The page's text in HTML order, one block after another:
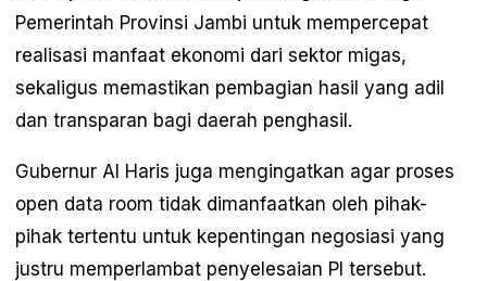
Pemerintah Provinsi Jambi untuk mempercepat
realisasi manfaat ekonomi dari sektor migas,
sekaligus memastikan pembagian hasil yang adil
dan transparan bagi daerah penghasil.
Gubernur Al Haris juga mengingatkan agar proses
open data room tidak dimanfaatkan oleh pihak-
pihak tertentu untuk kepentingan negosiasi yang
justru memperlambat penyelesaian PI tersebut.